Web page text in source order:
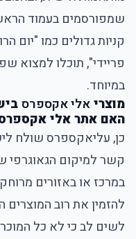
שמפורסמים בעמוד
פריידי", תוכלו למצוא
במיוחד.
מוצריאלי אקספרס
האם אתר אלי
כן, עליאקספרס שולח
קשר למיקום הגאוגרפי
במרכז או באזורים
להזמין את רוב
לשים לב כי לא כל